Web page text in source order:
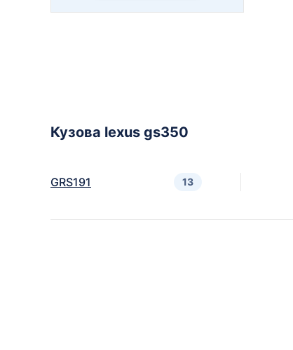
Кузова lexus gs350
GRS191 13